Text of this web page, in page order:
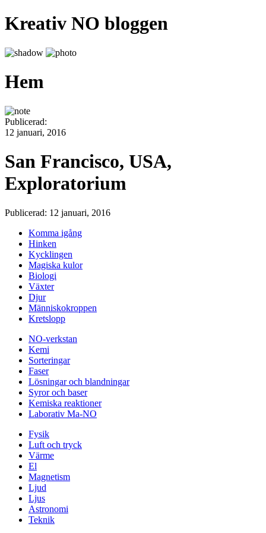
Kreativ NO bloggen
Hem
Publicerad:
12 januari, 2016
San Francisco, USA,
Exploratorium
Publicerad: 12 januari, 2016
Komma igång
Hinken
Kycklingen
Magiska kulor
Biologi
Växter
Djur
Människokroppen
Kretslopp
NO-verkstan
Kemi
Sorteringar
Faser
Lösningar och blandningar
Syror och baser
Kemiska reaktioner
Laborativ Ma-NO
Fysik
Luft och tryck
Värme
El
Magnetism
Ljud
Ljus
Astronomi
Teknik